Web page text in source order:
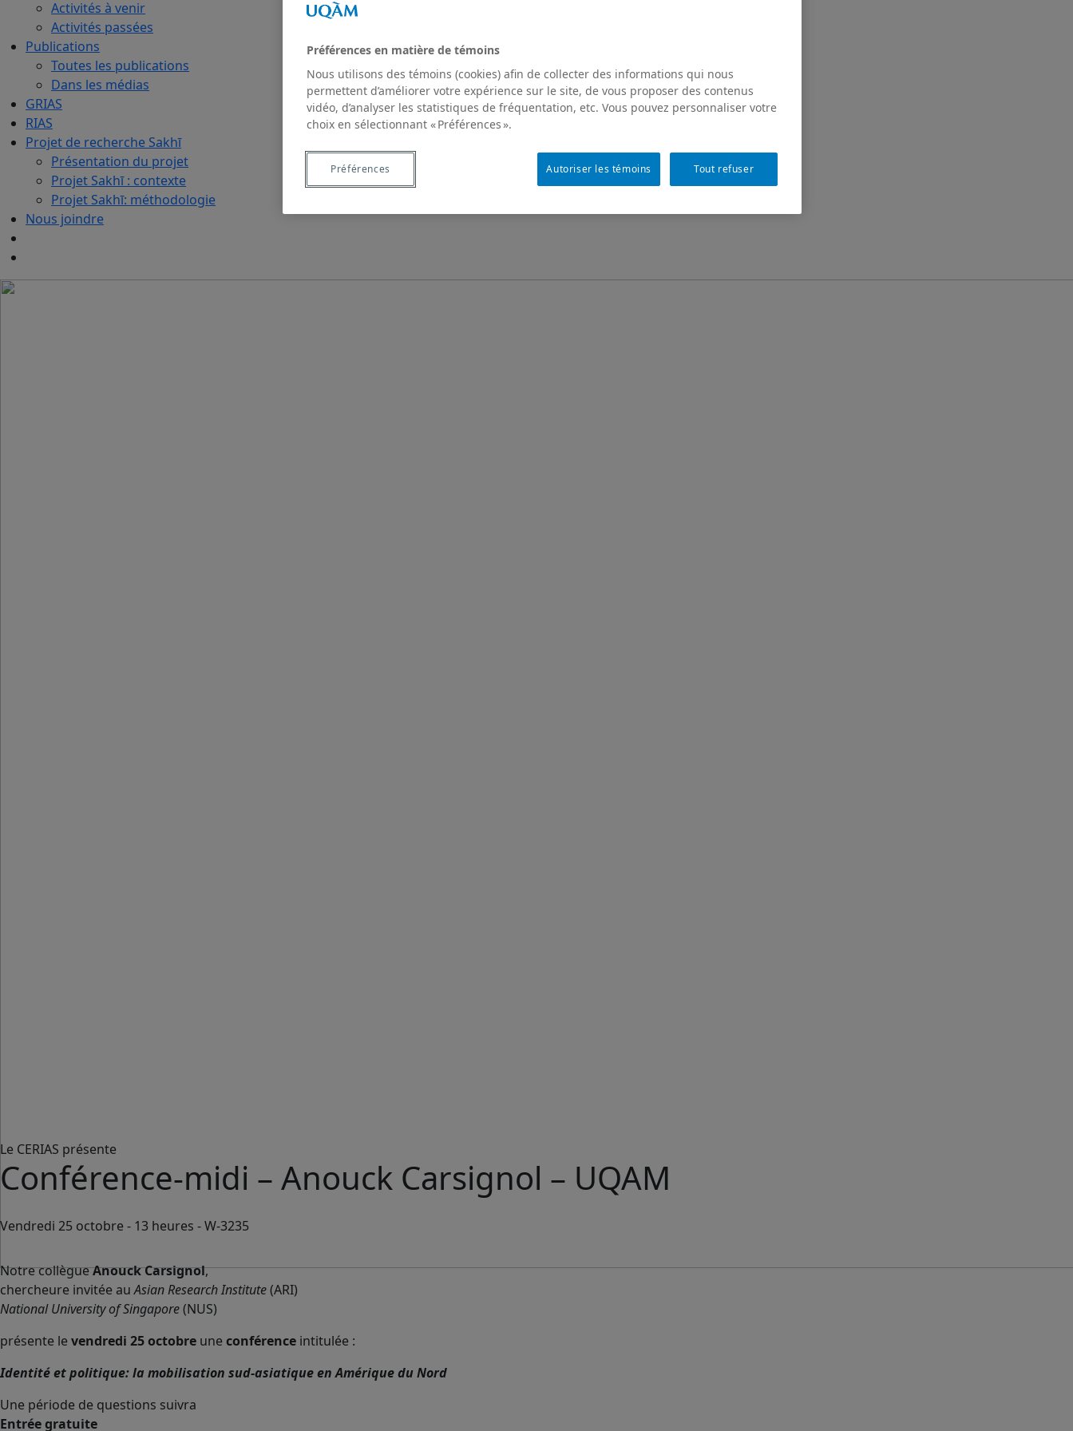
Activités à venir
Activités passées
Publications
Toutes les publications
Dans les médias
GRIAS
RIAS
Projet de recherche Sakhī
Présentation du projet
Projet Sakhī : contexte
Projet Sakhī: méthodologie
Nous joindre
Le CERIAS présente
Conférence-midi – Anouck Carsignol – UQAM
Vendredi 25 octobre - 13 heures - W-3235
Notre collègueAnouck Carsignol,
chercheure invitée auAsian Research Institute(ARI)
National University of Singapore(NUS)
présente le vendredi 25 octobre une conférence intitulée :
Identité et politique: la mobilisation sud-asiatique en Amérique du Nord
Une période de questions suivra
Entrée gratuite
Préférences en matière de témoins
Nous utilisons des témoins (cookies) afin de collecter des informations qui nous
permettent d’améliorer votre expérience sur le site, de vous proposer des contenus
vidéo, d’analyser les statistiques de fréquentation, etc. Vous pouvez personnaliser votre
choix en sélectionnant « Préférences ».
Tout refuser
Autoriser les témoins
Préférences